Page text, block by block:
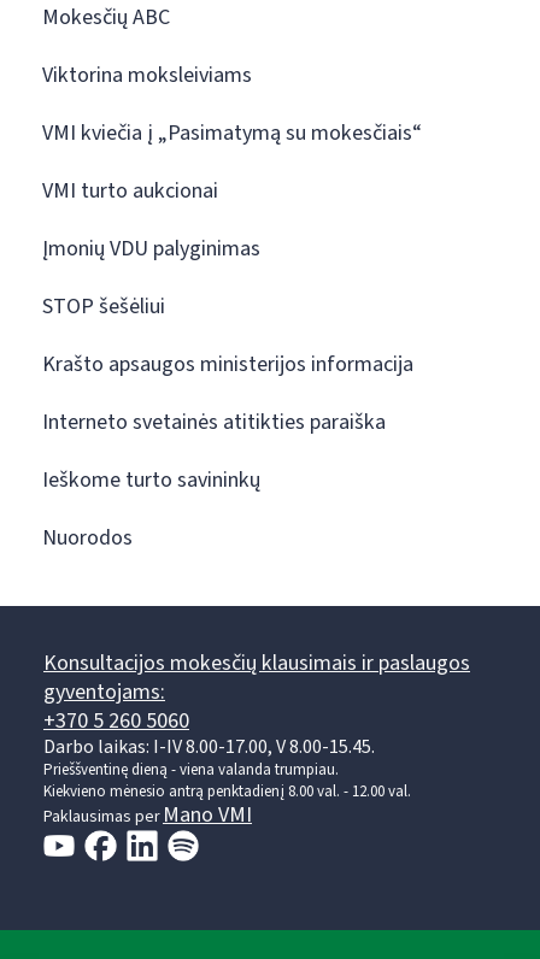
Mokesčių ABC
Viktorina moksleiviams
VMI kviečia į „Pasimatymą su mokesčiais“
VMI turto aukcionai
Įmonių VDU palyginimas
STOP šešėliui
Krašto apsaugos ministerijos informacija
Interneto svetainės atitikties paraiška
Ieškome turto savininkų
Nuorodos
Konsultacijos mokesčių klausimais ir paslaugos
gyventojams:
+370 5 260 5060
Darbo laikas: I-IV 8.00-17.00, V 8.00-15.45.
Prieššventinę dieną - viena valanda trumpiau.
Kiekvieno mėnesio antrą penktadienį 8.00 val. - 12.00 val.
Paklausimas per Mano VMI